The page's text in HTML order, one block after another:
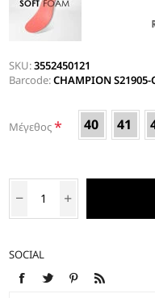
SKU:3552450121
Barcode:CHAMPION
Μέγεθος* 40 41
SOCIAL